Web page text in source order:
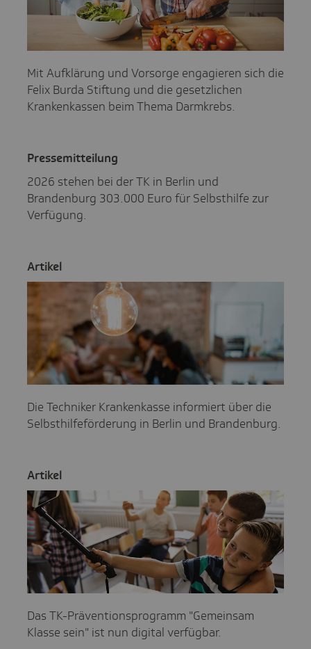
Mit Aufklärung und Vorsorge engagieren sich die
Felix Burda Stiftung und die gesetzlichen
Krankenkassen beim Thema Darmkrebs.
Pres­se­mit­tei­lung
2026 stehen bei der TK in Berlin und
Brandenburg 303.000 Euro für Selbsthilfe zur
Verfügung.
Artikel
Die Techniker Krankenkasse informiert über die
Selbsthilfeförderung in Berlin und Brandenburg.
Artikel
Das TK-Präventionsprogramm "Gemeinsam
Klasse sein" ist nun digital verfügbar.